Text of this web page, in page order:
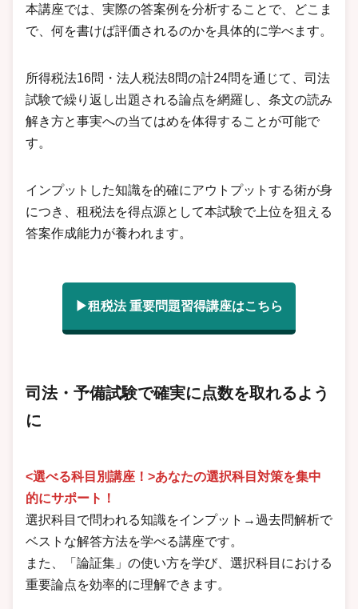
本講座では、実際の答案例を分析することで、どこま
で、何を書けば評価されるのかを具体的に学べます。
所得税法16問・法人税法8問の計24問を通じて、司法
試験で繰り返し出題される論点を網羅し、条文の読み
解き方と事実への当てはめを体得することが可能で
す。
インプットした知識を的確にアウトプットする術が身
につき、租税法を得点源として本試験で上位を狙える
答案作成能力が養われます。
▶租税法 重要問題習得講座はこちら
司法・予備試験で確実に点数を取れるよう
に
<選べる科目別講座！>あなたの選択科目対策を集中
的にサポート！
選択科目で問われる知識をインプット→過去問解析で
ベストな解答方法を学べる講座です。
また、「論証集」の使い方を学び、選択科目における
重要論点を効率的に理解できます。